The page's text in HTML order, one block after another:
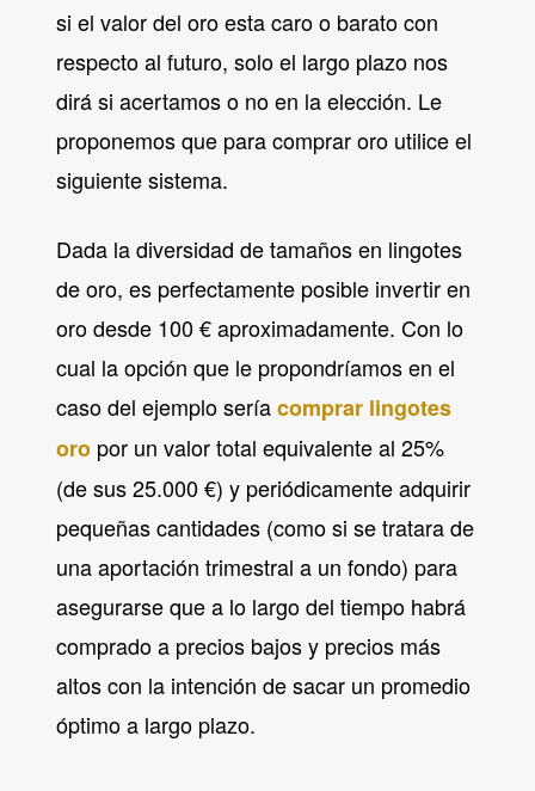
si el valor del oro esta caro o barato con
respecto al futuro, solo el largo plazo nos
dirá si acertamos o no en la elección. Le
proponemos que para comprar oro utilice el
siguiente sistema.
Dada la diversidad de tamaños en lingotes
de oro, es perfectamente posible invertir en
oro desde 100 € aproximadamente. Con lo
cual la opción que le propondríamos en el
caso del ejemplo seríacomprar lingotes
oro por un valor total equivalente al 25%
(de sus 25.000 €) y periódicamente adquirir
pequeñas cantidades (como si se tratara de
una aportación trimestral a un fondo) para
asegurarse que a lo largo del tiempo habrá
comprado a precios bajos y precios más
altos con la intención de sacar un promedio
óptimo a largo plazo.